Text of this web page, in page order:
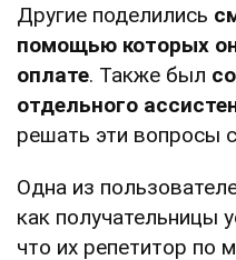
Другие поделились
помощью которых
оплате. Также был
отдельного
решать эти вопросы
Одна из
как получательницы
что их репетитор по